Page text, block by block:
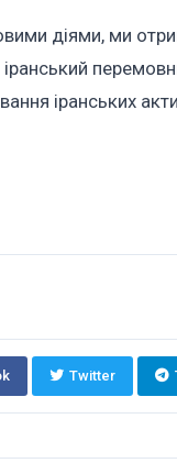
діями, ми
іранських
Twitter